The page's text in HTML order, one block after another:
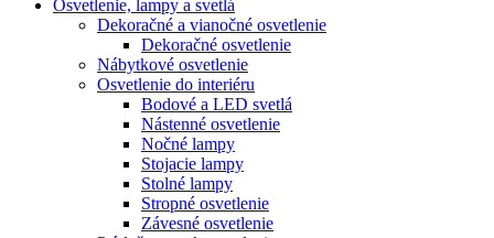
Osvetlenie, lampy a svetlá
Dekoračné a vianočné osvetlenie
Dekoračné osvetlenie
Nábytkové osvetlenie
Osvetlenie do interiéru
Bodové a LED svetlá
Nástenné osvetlenie
Nočné lampy
Stojacie lampy
Stolné lampy
Stropné osvetlenie
Závesné osvetlenie